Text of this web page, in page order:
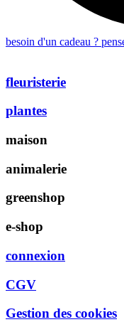
besoin d'un cadeau ?
fleuristerie
plantes
maison
animalerie
greenshop
e-shop
connexion
CGV
Gestion des cookies